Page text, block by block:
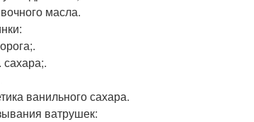
масла.
сахара;.
ванильного сахара.
ватрушек: